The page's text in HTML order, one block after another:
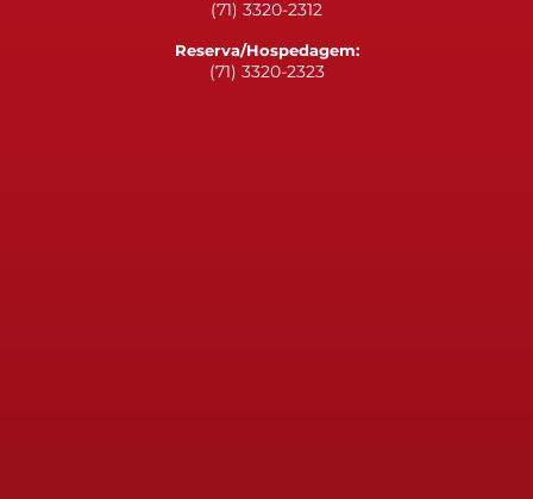
(71) 3320-2312
Reserva/Hospedagem:
(71) 3320-2323